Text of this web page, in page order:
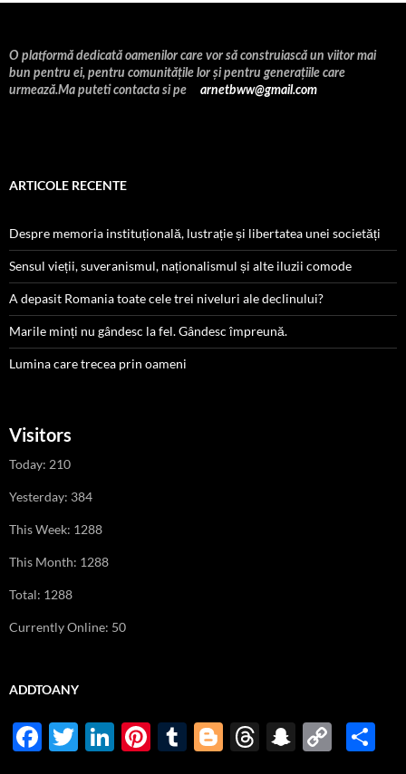
O platformă dedicată oamenilor care vor să construiască un viitor mai
bun pentru ei, pentru comunitățile lor și pentru generațiile care
urmează.Ma puteti contacta si pe
arnetbww@gmail.com
ARTICOLE RECENTE
Despre memoria instituțională, lustrație și libertatea unei societăți
Sensul vieții, suveranismul, naționalismul și alte iluzii comode
A depasit Romania toate cele trei niveluri ale declinului?
Marile minți nu gândesc la fel. Gândesc împreună.
Lumina care trecea prin oameni
Visitors
Today: 210
Yesterday: 384
This Week: 1288
This Month: 1288
Total: 1288
Currently Online: 50
ADDTOANY
F
T
Li
Pi T
Bl
T
S
C